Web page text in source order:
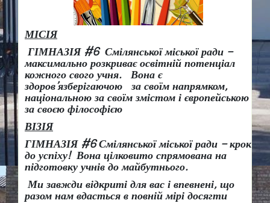
МІСІЯ
ГІМНАЗІЯ #6 Смілянської міської ради –
максимально розкриває освітній потенціал
кожного свого учня.
Вона є
здоров’язберігаючою за своїм напрямком,
національною за своїм змістом і європейською
за своєю філософією
ВІЗІЯ
ГІМНАЗІЯ #6 Смілянської міської ради – крок
до успіху! Вона цілковито спрямована на
підготовку учнів до майбутнього.
Ми завжди відкриті для вас і впевнені, що
разом нам вдасться в повній мірі досягти